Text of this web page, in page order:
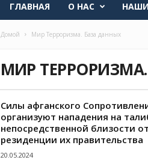
ГЛАВНАЯ О НАС
Домой Мир Терроризма. База данных
МИР
Силы афганского
организуют нападения на
непосредственной близости от
резиденции их правительства
20.05.2024